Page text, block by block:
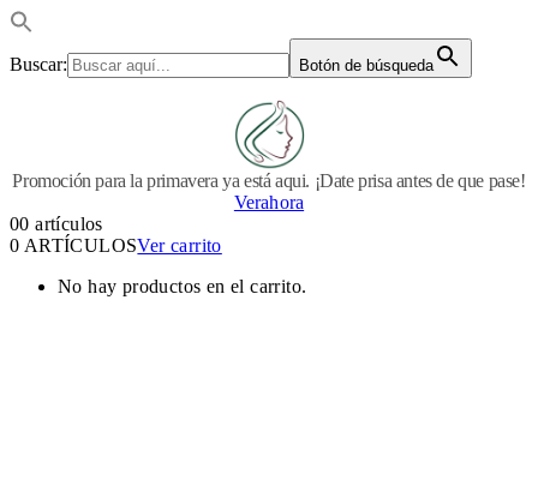
Buscar: Botón de búsqueda
Promoción para la primavera ya está aqui. ¡Date prisa antes de que pase!
Verahora
00 artículos
0 ARTÍCULOSVer carrito
No hay productos en el carrito.